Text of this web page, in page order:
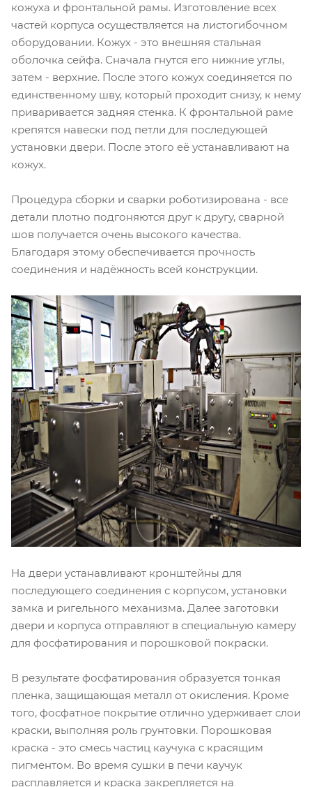
кожуха и фронтальной рамы. Изготовление всех
частей корпуса осуществляется на листогибочном
оборудовании. Кожух - это внешняя стальная
оболочка сейфа. Сначала гнутся его нижние углы,
затем - верхние. После этого кожух соединяется по
единственному шву, который проходит снизу, к нему
приваривается задняя стенка. К фронтальной раме
крепятся навески под петли для последующей
установки двери. После этого её устанавливают на
кожух.
Процедура сборки и сварки роботизирована - все
детали плотно подгоняются друг к другу, сварной
шов получается очень высокого качества.
Благодаря этому обеспечивается прочность
соединения и надёжность всей конструкции.
На двери устанавливают кронштейны для
последующего соединения с корпусом, установки
замка и ригельного механизма. Далее заготовки
двери и корпуса отправляют в специальную камеру
для фосфатирования и порошковой покраски.
В результате фосфатирования образуется тонкая
пленка, защищающая металл от окисления. Кроме
того, фосфатное покрытие отлично удерживает слои
краски, выполняя роль грунтовки. Порошковая
краска - это смесь частиц каучука с красящим
пигментом. Во время сушки в печи каучук
расплавляется и краска закрепляется на